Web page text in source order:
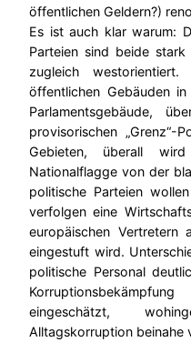
öffentlichen Geldern?)
Es ist auch klar warum:
Parteien sind beide
zugleich
öffentlichen Gebäuden
Parlamentsgebäude,
provisorischen „Grenz“-
Gebieten, überall
Nationalflagge von der
politische Parteien
verfolgen eine
europäischen Vertretern
eingestuft wird.
politische Personal
eingeschätzt,
Alltagskorruption beinahe